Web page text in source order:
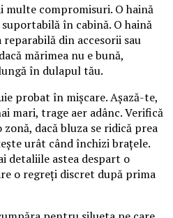
multe compromisuri. O haină
în cabină. O haină
din accesorii sau
mărimea nu e bună,
în dulapul tău.
probat în mișcare. Așază-te,
mari, trage aer adânc. Verifică
dacă bluza se ridică prea
urât când închizi brațele.
detaliile astea despart o
o regreți discret după prima